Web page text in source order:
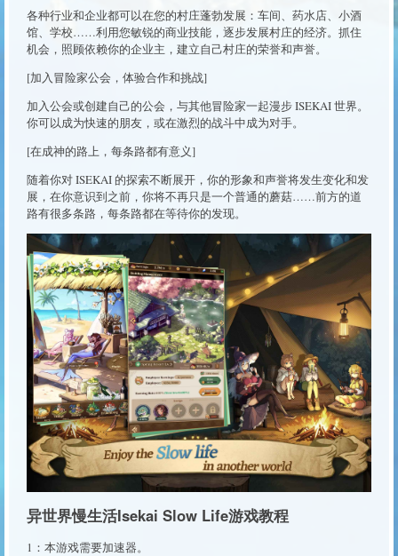
各种行业和企业都可以在您的村庄蓬勃发展：车间、药水店、小酒
馆、学校……利用您敏锐的商业技能，逐步发展村庄的经济。抓住
机会，照顾依赖你的企业主，建立自己村庄的荣誉和声誉。
[加入冒险家公会，体验合作和挑战]
加入公会或创建自己的公会，与其他冒险家一起漫步 ISEKAI 世界。
你可以成为快速的朋友，或在激烈的战斗中成为对手。
[在成神的路上，每条路都有意义]
随着你对 ISEKAI 的探索不断展开，你的形象和声誉将发生变化和发
展，在你意识到之前，你将不再只是一个普通的蘑菇……前方的道
路有很多条路，每条路都在等待你的发现。
异世界慢生活Isekai Slow Life游戏教程
1：本游戏需要加速器。